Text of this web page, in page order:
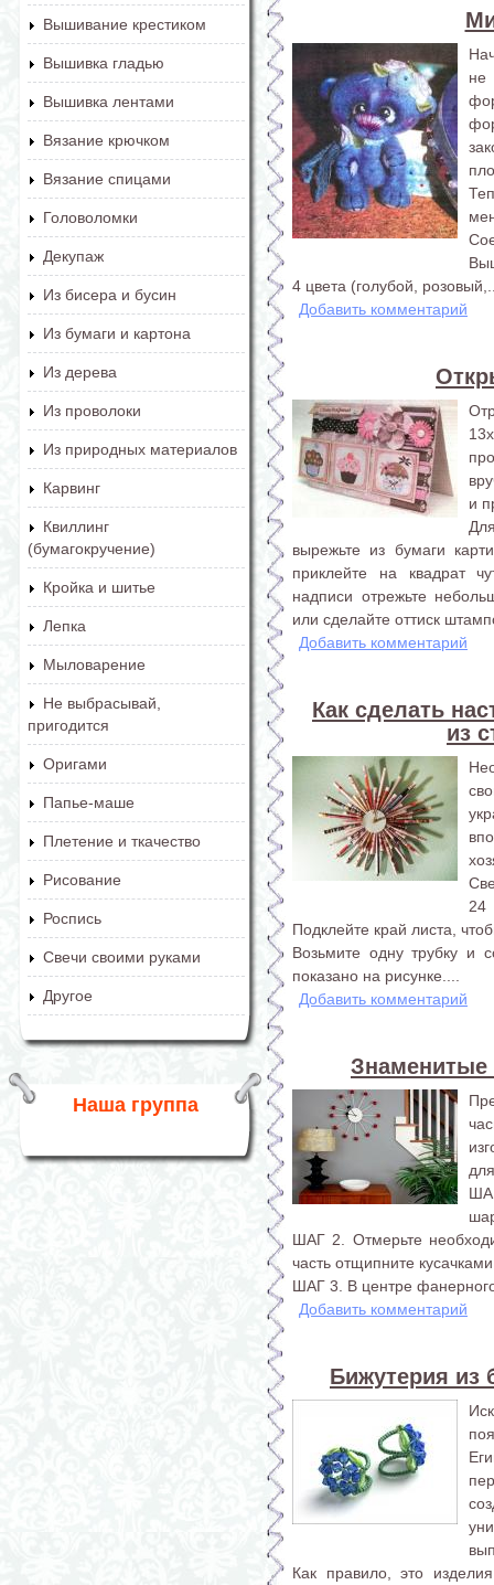
Вышивание крестиком
Вышивка гладью
Вышивка лентами
Вязание крючком
Вязание спицами
Головоломки
Декупаж
Из бисера и бусин
Из бумаги и картона
Из дерева
Из проволоки
Из природных материалов
Карвинг
Квиллинг
(бумагокручение)
Кройка и шитье
Лепка
Мыловарение
Не выбрасывай,
пригодится
Оригами
Папье-маше
Плетение и ткачество
Рисование
Роспись
Свечи своими руками
Другое
Наша группа
не
4 цвета (голубой,
Добавить комментарий
и
вырежьте из бумаги
приклейте на квадрат
надписи отрежьте
или сделайте оттиск
Добавить комментарий
Как сделать
из
24
Подклейте край листа,
Возьмите одну трубку и
показано на рисунке....
Добавить комментарий
ШАГ 2. Отмерьте
часть отщипните
ШАГ 3. В центре
Добавить комментарий
Бижутерия из
Как правило, это